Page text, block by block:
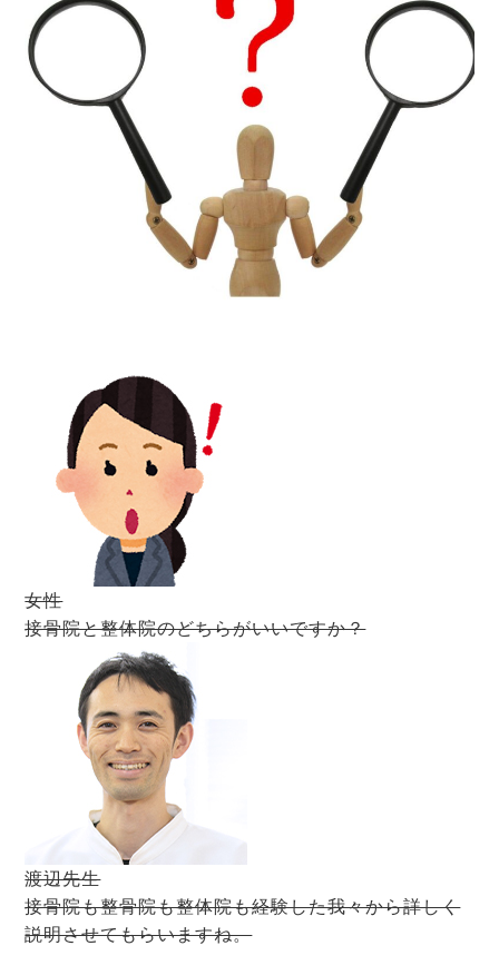
女性
接骨院と整体院のどちらがいいですか？
渡辺先生
接骨院も整骨院も整体院も経験した我々から詳しく
説明させてもらいますね。